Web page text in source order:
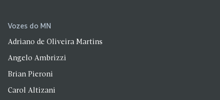
Vozes do MN
Adriano de Oliveira Martins
Angelo Ambrizzi
Brian Pieroni
Carol Altizani